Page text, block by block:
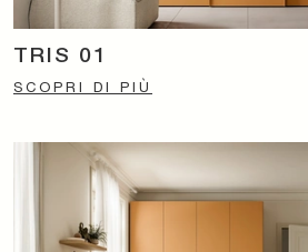
TRIS 01
SCOPRI DI PIÙ